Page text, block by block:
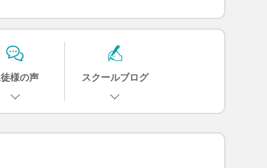
様の声 スクールブログ